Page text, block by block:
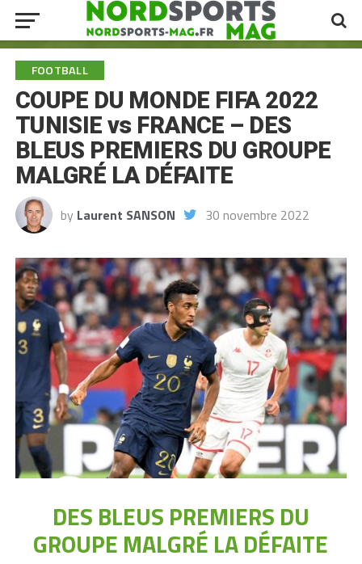
FOOTBALL
COUPE DU MONDE FIFA 2022
TUNISIE vs FRANCE – DES
BLEUS PREMIERS DU GROUPE
MALGRÉ LA DÉFAITE
by Laurent SANSON 30 novembre 2022
DES BLEUS PREMIERS DU
GROUPE MALGRÉ LA DÉFAITE